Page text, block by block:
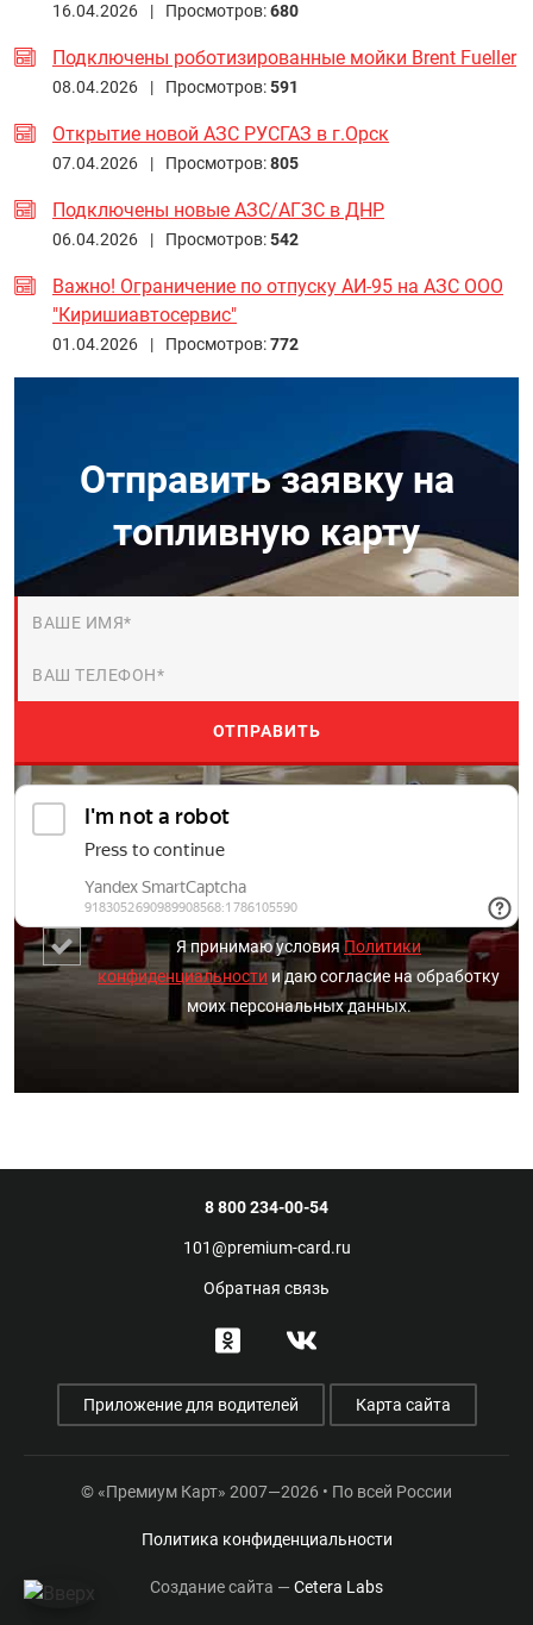
16.04.2026 | Просмотров:680
Подключены роботизированные мойки Brent Fueller
08.04.2026 | Просмотров:591
Открытие новой АЗС РУСГАЗ в г.Орск
07.04.2026 | Просмотров:805
Подключены новые АЗС/АГЗС в ДНР
06.04.2026 | Просмотров:542
Важно! Ограничение по отпуску АИ-95 на АЗС ООО
"Киришиавтосервис"
01.04.2026 | Просмотров:772
Отправить заявку на
топливную карту
Я принимаю условия Политики
конфиденциальности и даю согласие на обработку
моих персональных данных.
8 800 234-00-54
101@premium-card.ru
Обратная связь
Приложение для водителей Карта сайта
© «Премиум Карт» 2007—2026 • По всей России
Политика конфиденциальности
Создание сайта — Cetera Labs